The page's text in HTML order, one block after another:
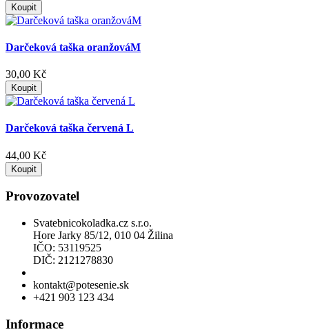
Koupit
Darčeková taška oranžováM
30,00 Kč
Koupit
Darčeková taška červená L
44,00 Kč
Koupit
Provozovatel
Svatebnicokoladka.cz s.r.o.
Hore Jarky 85/12, 010 04 Žilina
IČO: 53119525
DIČ: 2121278830
kontakt@potesenie.sk
+421 903 123 434
Informace